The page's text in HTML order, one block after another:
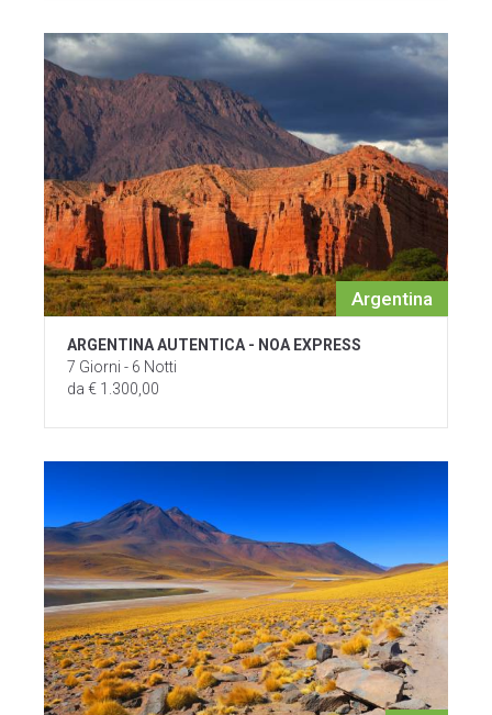
Argentina
ARGENTINA AUTENTICA - NOA EXPRESS
7 Giorni - 6 Notti
da € 1.300,00